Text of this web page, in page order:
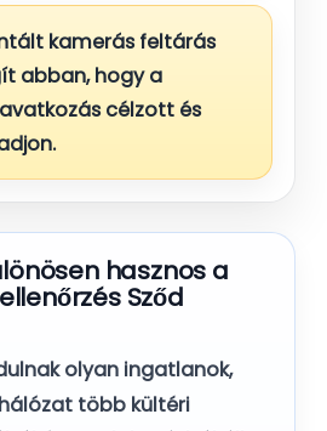
kamerás feltárás
abban, hogy a
célzott és
hasznos a
Sződ
olyan ingatlanok,
több kültéri